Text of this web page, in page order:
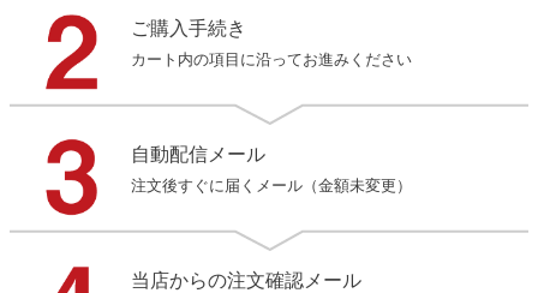
ご購入手続き
カート内の項目に沿ってお進みください
自動配信メール
注文後すぐに届くメール（金額未変更）
当店からの注文確認メール